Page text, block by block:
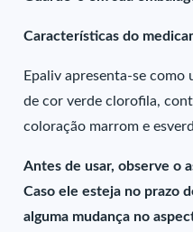
Características do
Epaliv apresenta-se como
de cor verde clorofila,
coloração marrom e
Antes de usar, observe o
Caso ele esteja no prazo
alguma mudança no